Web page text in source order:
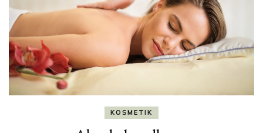
KOSMETIK